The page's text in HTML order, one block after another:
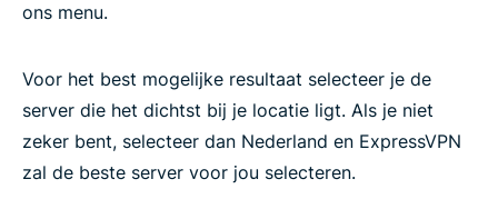
ons menu.
Voor het best mogelijke resultaat selecteer je de
server die het dichtst bij je locatie ligt. Als je niet
zeker bent, selecteer dan Nederland en ExpressVPN
zal de beste server voor jou selecteren.